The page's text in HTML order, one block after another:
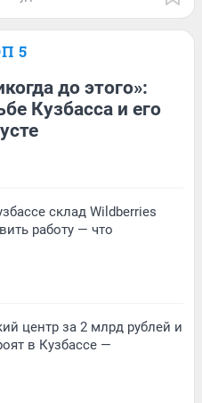
5
до этого»:
Кузбасса и его
склад Wildberries
работу — что
центр за 2 млрд рублей и
в Кузбассе —